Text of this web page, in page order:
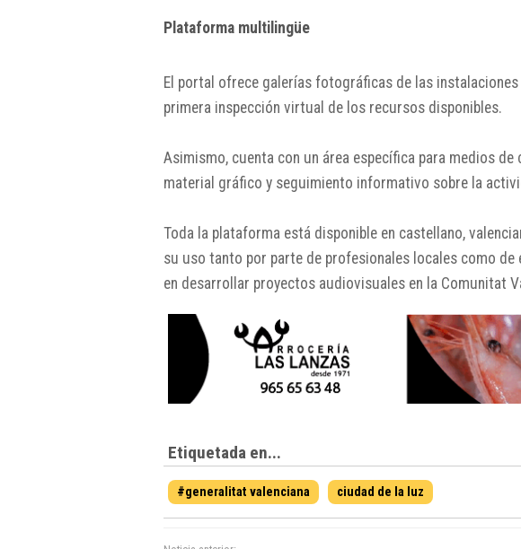
Plataforma multilingüe
El portal ofrece galerías fotográficas de las
primera inspección virtual de los recursos disponibles.
Asimismo, cuenta con un área específica para medios
material gráfico y seguimiento informativo sobre la
Toda la plataforma está disponible en castellano,
su uso tanto por parte de profesionales locales como
en desarrollar proyectos audiovisuales en la Comunitat
Etiquetada en...
#generalitat valenciana ciudad de la luz